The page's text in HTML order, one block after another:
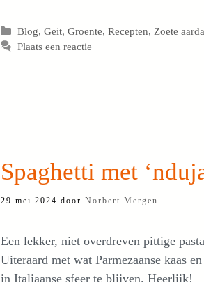
Categorieën
Blog,Geit,Groente,Recepten, Zoete
Plaats een reactie
Spaghetti met
29 mei 2024 door Norbert Mergen
Een lekker, niet overdreven pittige
Uiteraard met wat Parmezaanse kaas
in Italiaanse sfeer te blijven. Heerlijk!